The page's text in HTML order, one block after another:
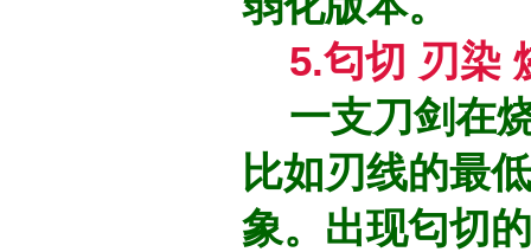
5.匂切 刃染
一支刀剑在
比如刃线的最
象。出现匂切